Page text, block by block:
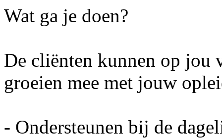
Wat ga je doen?
De cliënten kunnen op jou
groeien mee met jouw
- Ondersteunen bij de